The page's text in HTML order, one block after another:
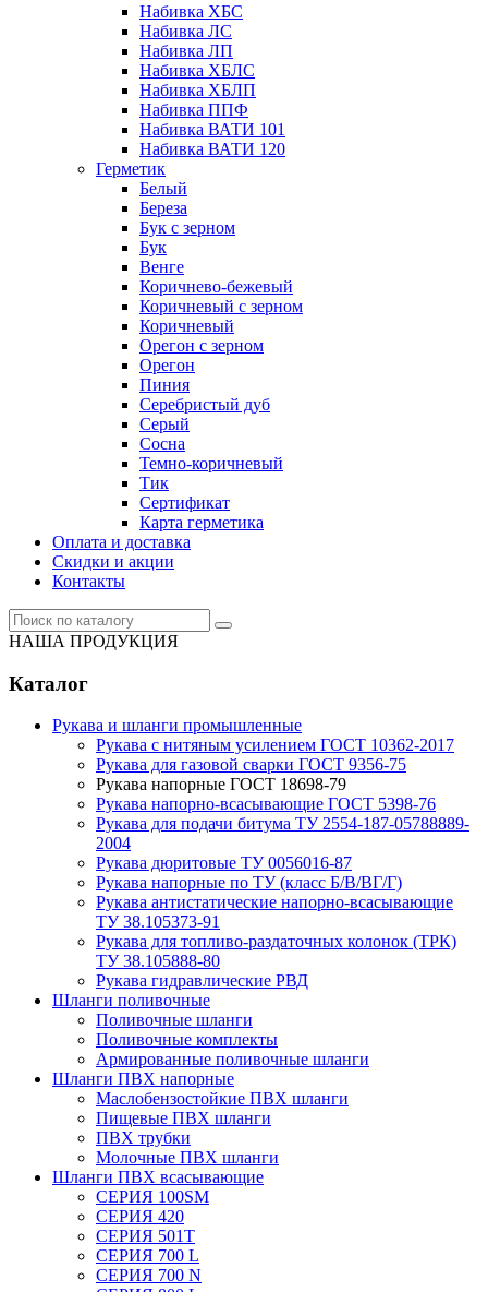
Набивка ХБС
Набивка ЛС
Набивка ЛП
Набивка ХБЛС
Набивка ХБЛП
Набивка ППФ
Набивка ВАТИ 101
Набивка ВАТИ 120
Герметик
Белый
Береза
Бук с зерном
Бук
Венге
Коричнево-бежевый
Коричневый с зерном
Коричневый
Орегон с зерном
Орегон
Пиния
Серебристый дуб
Серый
Сосна
Темно-коричневый
Тик
Сертификат
Карта герметика
Оплата и доставка
Cкидки и акции
Контакты
НАША ПРОДУКЦИЯ
Каталог
Рукава и шланги промышленные
Рукава с нитяным усилением ГОСТ 10362-2017
Рукава для газовой сварки ГОСТ 9356-75
Рукава напорные ГОСТ 18698-79
Рукава нaпорно-всасывающие ГОСТ 5398-76
Рукава для подачи битума ТУ 2554-187-05788889-
2004
Рукава дюритовые ТУ 0056016-87
Рукава напорные по ТУ (класс Б/В/ВГ/Г)
Рукава антистатические напорно-всасывающие
ТУ 38.105373-91
Рукава для топливо-раздаточных колонок (ТРК)
ТУ 38.105888-80
Рукава гидравлические РВД
Шланги поливочные
Поливочные шланги
Поливочные комплекты
Армированные поливочные шланги
Шланги ПВХ напорные
Маслобензостойкие ПВХ шланги
Пищевые ПВХ шланги
ПВХ трубки
Молочные ПВХ шланги
Шланги ПВХ всасывающие
СЕРИЯ 100SM
СЕРИЯ 420
СЕРИЯ 501T
СЕРИЯ 700 L
СЕРИЯ 700 N